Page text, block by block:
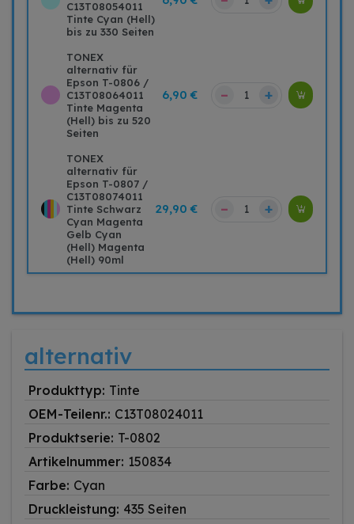
C13T08054011
Tinte Cyan (Hell)
bis zu 330 Seiten
TONEX
alternativ für
Epson T-0806 /
C13T08064011
Tinte Magenta
(Hell) bis zu 520
Seiten
6,90 € – +
TONEX
alternativ für
Epson T-0807 /
C13T08074011
Tinte Schwarz
Cyan Magenta
Gelb Cyan
(Hell) Magenta
(Hell) 90ml
29,90 € – +
alternativ
Produkttyp: Tinte
OEM-Teilenr.: C13T08024011
Produktserie: T-0802
Artikelnummer: 150834
Farbe: Cyan
Druckleistung: 435 Seiten